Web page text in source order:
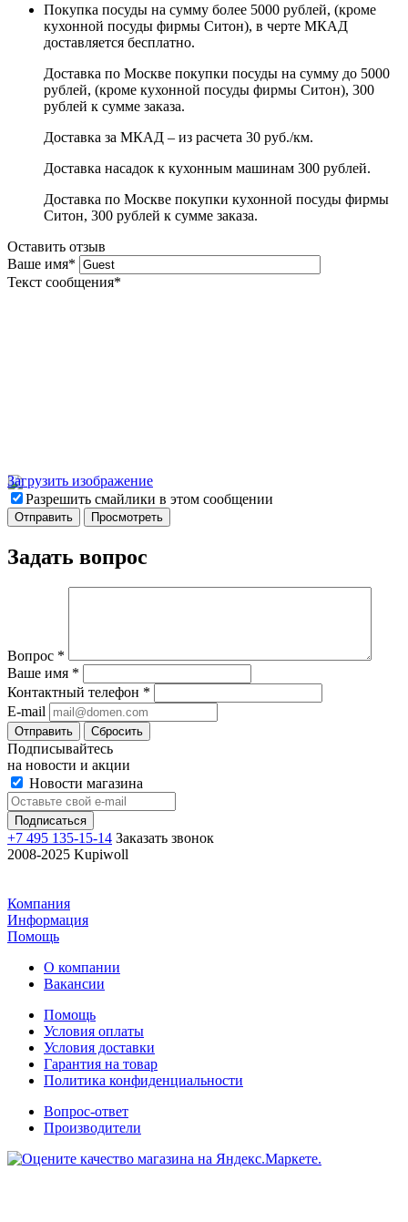
Покупка посуды на сумму более 5000 рублей, (кроме
кухонной посуды фирмы Ситон), в черте МКАД
доставляется бесплатно.
Доставка по Москве покупки посуды на сумму до 5000
рублей, (кроме кухонной посуды фирмы Ситон), 300
рублей к сумме заказа.
Доставка за МКАД – из расчета 30 руб./км.
Доставка насадок к кухонным машинам 300 рублей.
Доставка по Москве покупки кухонной посуды фирмы
Ситон, 300 рублей к сумме заказа.
Оставить отзыв
Ваше имя*
Текст сообщения*
Загрузить изображение
Разрешить смайлики в этом сообщении
Задать вопрос
Вопрос *
Ваше имя *
Контактный телефон *
E-mail
Отправить Сбросить
Подписывайтесь
на новости и акции
Новости магазина
+7 495 135-15-14 Заказать звонок
2008-2025 Kupiwoll
Компания
Информация
Помощь
О компании
Вакансии
Помощь
Условия оплаты
Условия доставки
Гарантия на товар
Политика конфиденциальности
Вопрос-ответ
Производители